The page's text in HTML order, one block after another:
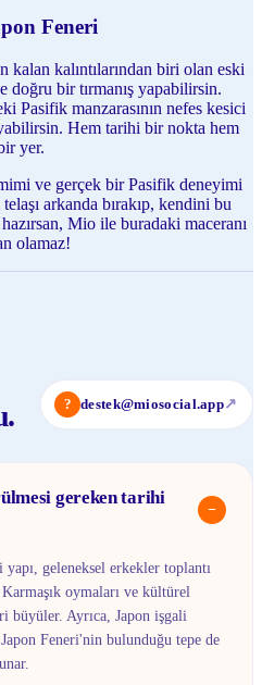
Feneri
kalan kalıntılarından biri olan eski
doğru bir tırmanış yapabilirsin.
Pasifik manzarasının nefes kesici
Hem tarihi bir nokta hem
yer.
ve gerçek bir Pasifik deneyimi
arkanda bırakıp, kendini bu
Mio ile buradaki maceranı
olamaz!
? destek@miosocial.app↗
gereken tarihi
−
geleneksel erkekler toplantı
oymaları ve kültürel
büyüler. Ayrıca, Japon işgali
Feneri'nin bulunduğu tepe de